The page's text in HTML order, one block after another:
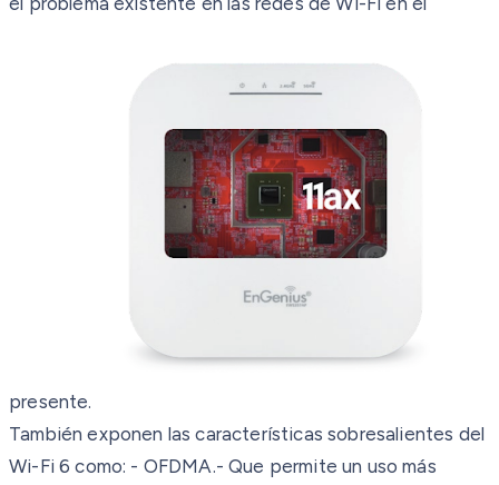
presente.
También exponen las características sobresalientes del
Wi-Fi 6 como: - OFDMA.- Que permite un uso más